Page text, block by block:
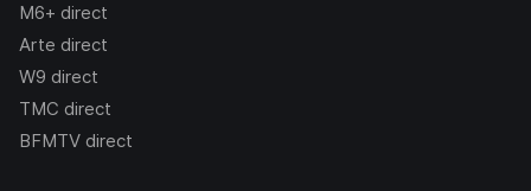
M6+ direct
Arte direct
W9 direct
TMC direct
BFMTV direct